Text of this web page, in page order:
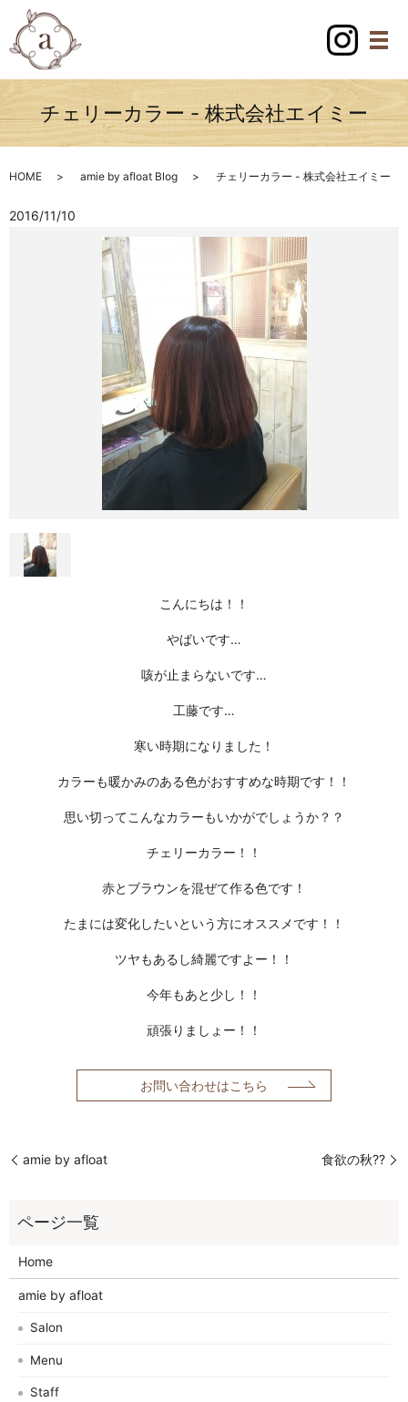
チェリーカラー - 株式会社エイミー
HOME amie by afloat Blog チェリーカラー - 株式会社エイミー
2016/11/10
こんにちは！！
やばいです…
咳が止まらないです…
工藤です…
寒い時期になりました！
カラーも暖かみのある色がおすすめな時期です！！
思い切ってこんなカラーもいかがでしょうか？？
チェリーカラー！！
赤とブラウンを混ぜて作る色です！
たまには変化したいという方にオススメです！！
ツヤもあるし綺麗ですよー！！
今年もあと少し！！
頑張りましょー！！
お問い合わせはこちら
amie by afloat 食欲の秋??
Home
amie by afloat
Salon
Menu
Staff